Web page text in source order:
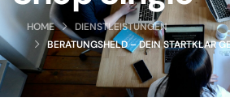
HOME
DIENSTLEISTUNGEN
BERATUNGSHELD – DEIN STARTKLAR